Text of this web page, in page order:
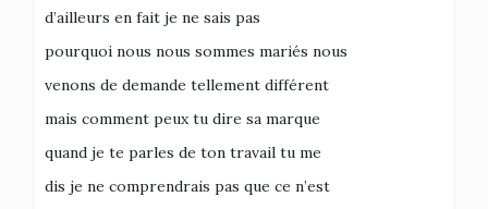
d’ailleurs en fait je ne sais pas
pourquoi nous nous sommes mariés nous
venons de demande tellement différent
mais comment peux tu dire sa marque
quand je te parles de ton travail tu me
dis je ne comprendrais pas que ce n’est